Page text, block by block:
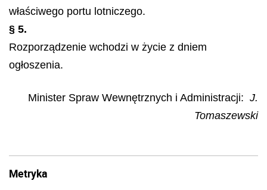
właściwego portu lotniczego.
§ 5.
Rozporządzenie wchodzi w życie z dniem
ogłoszenia.
Minister Spraw Wewnętrznych i Administracji: J.
Tomaszewski
Metryka